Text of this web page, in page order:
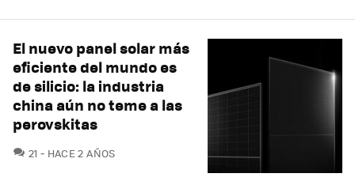
El nuevo panel solar más
eficiente del mundo es
de silicio: la industria
china aún no teme a las
perovskitas
21 COMENTARIOS
HACE 2 AÑOS